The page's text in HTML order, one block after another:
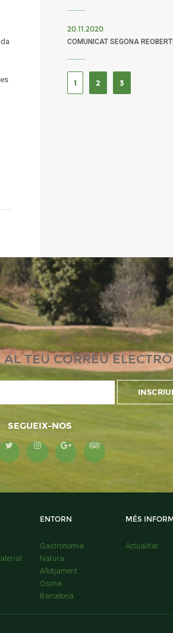
20.11.2020
COMUNICAT SEGONA
1 2 3
TEU CORREU
SEGUEIX-NOS
ENTORN
Gastronomia
Natura
Allotjament
Osona
Barcelona
MÉS
Actualitat